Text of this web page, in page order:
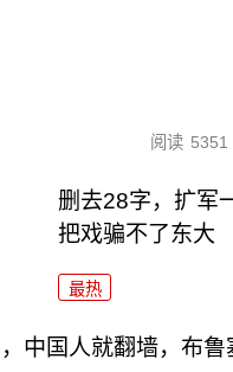
阅读 5351
删去28字，扩军
把戏骗不了东大
最热
中国人就翻墙，布鲁